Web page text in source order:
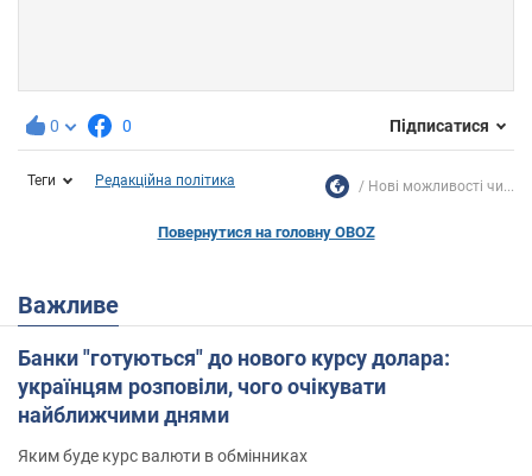
0 0 Підписатися
Теги Редакційна політика Нові можливості чи...
Повернутися на головну OBOZ
Важливе
Банки "готуються" до нового курсу долара:
українцям розповіли, чого очікувати
найближчими днями
Яким буде курс валюти в обмінниках